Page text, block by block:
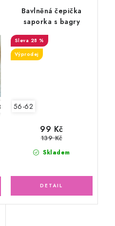
86
Bavlněná čepička
saporka s bagry
28 %
Výprodej
56-62
Skladem
99 Kč
139 Kč